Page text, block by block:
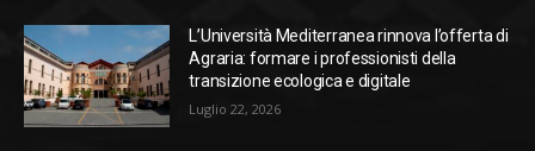
L’Università Mediterranea rinnova l’offerta di
Agraria: formare i professionisti della
transizione ecologica e digitale
Luglio 22, 2026